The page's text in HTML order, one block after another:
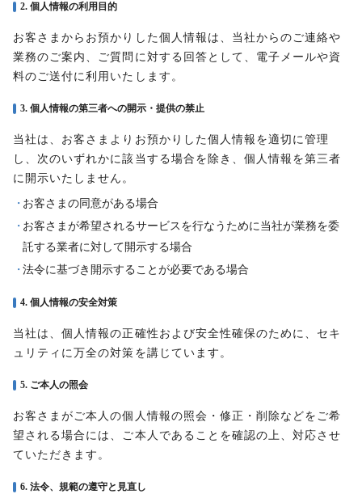
2. 個人情報の利用目的
お客さまからお預かりした個人情報は、当社からのご連絡や
業務のご案内、ご質問に対する回答として、電子メールや資
料のご送付に利用いたします。
3. 個人情報の第三者への開示・提供の禁止
当社は、お客さまよりお預かりした個人情報を適切に管理
し、次のいずれかに該当する場合を除き、個人情報を第三者
に開示いたしません。
お客さまの同意がある場合
お客さまが希望されるサービスを行なうために当社が業務を委
託する業者に対して開示する場合
法令に基づき開示することが必要である場合
4. 個人情報の安全対策
当社は、個人情報の正確性および安全性確保のために、セキ
ュリティに万全の対策を講じています。
5. ご本人の照会
お客さまがご本人の個人情報の照会・修正・削除などをご希
望される場合には、ご本人であることを確認の上、対応させ
ていただきます。
6. 法令、規範の遵守と見直し